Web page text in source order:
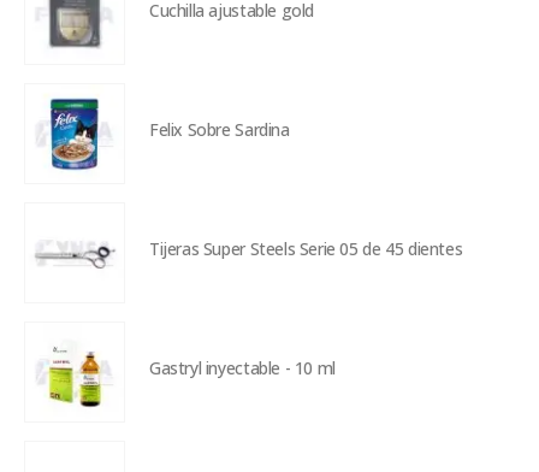
Cuchilla ajustable gold
Felix Sobre Sardina
Tijeras Super Steels Serie 05 de 45 dientes
Gastryl inyectable - 10 ml